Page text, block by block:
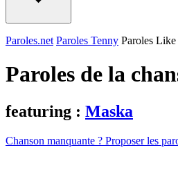
Paroles.net Paroles Tenny Paroles
Paroles de la
featuring : Maska
Chanson manquante ? Proposer les